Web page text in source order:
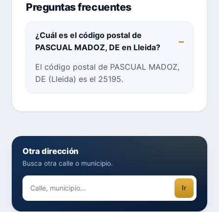
Preguntas frecuentes
¿Cuál es el código postal de
PASCUAL MADOZ, DE en Lleida?
El código postal de PASCUAL MADOZ,
DE (Lleida) es el 25195.
Otra dirección
Busca otra calle o municipio.
Ir